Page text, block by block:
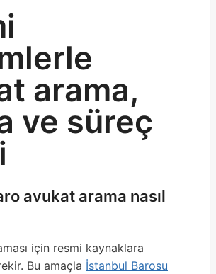
arama,
ve süreç
avukat arama nasıl
için resmi kaynaklara
Bu amaçla İstanbul Barosu